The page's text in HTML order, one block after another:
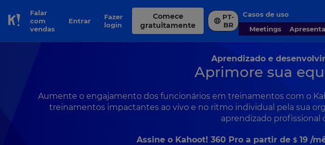
Skip to Page content
Falar
com
vendas
Entrar
Fazer
login
Comece
gratuitamente
PT-
BR
Casos de uso
Meetings
Aprendizado e
Aprimore sua
Aumente o engajamento dos funcionários em treinamentos com o
treinamentos impactantes ao vivo e no ritmo individual pela sua
aprendizado profissional
Assine o Kahoot! 360 Pro a partir de $19/